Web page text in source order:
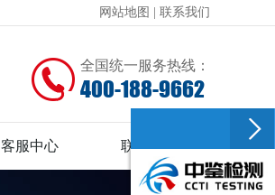
网站地图 联系我们
全国统一服务热线：
400-188-9662
客服中心 联系中鉴